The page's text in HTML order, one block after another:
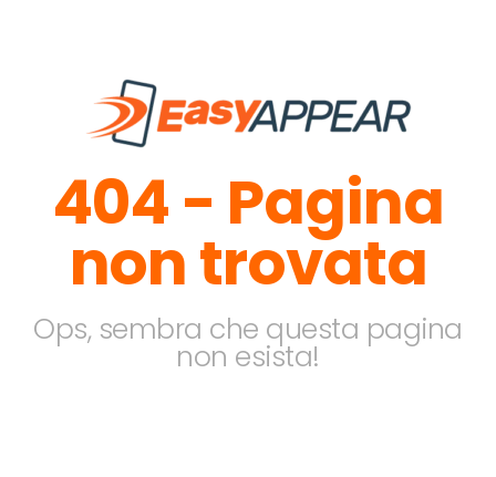
404 - Pagina
non trovata
Ops, sembra che questa pagina
non esista!